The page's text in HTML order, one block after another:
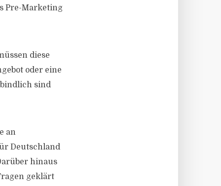
Pre-Marketing
diese
oder eine
sind
an
Deutschland
hinaus
geklärt